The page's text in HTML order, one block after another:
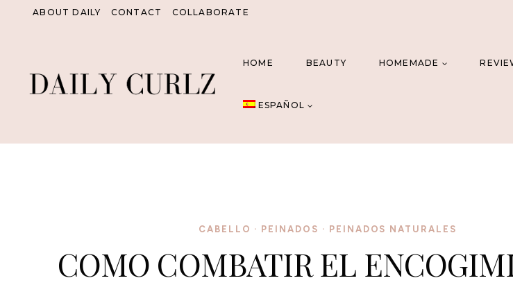
ABOUT DAILY CONTACT COLLABORATE
HOME BEAUTY HOMEMADE
ESPAÑOL
CABELLO · PEINADOS · PEINADOS NATURALES
COMO COMBATIR EL